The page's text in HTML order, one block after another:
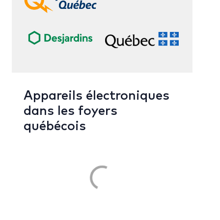
Appareils électroniques
dans les foyers
québécois